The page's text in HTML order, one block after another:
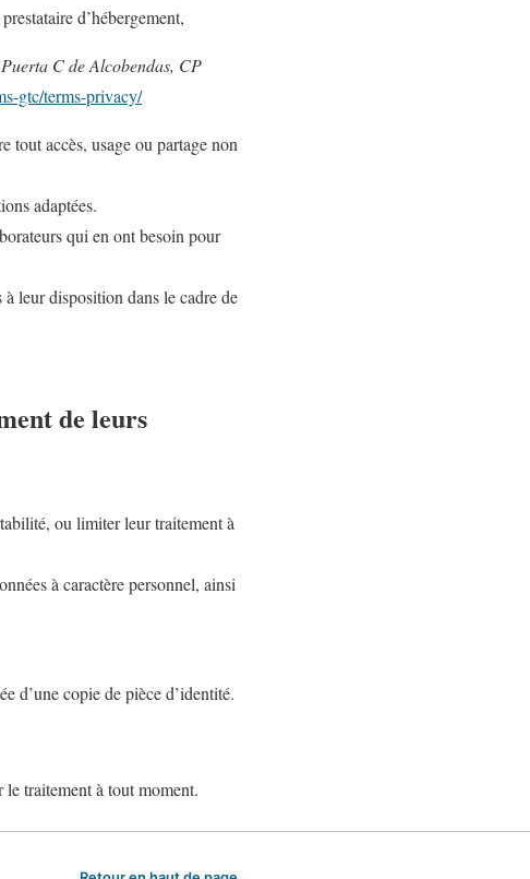
d’hébergement,
C de Alcobendas, CP
gtc/terms-privacy/
tout accès, usage ou partage non
adaptées.
qui en ont besoin pour
leur disposition dans le cadre de
de leurs
ou limiter leur traitement à
à caractère personnel, ainsi
d’une copie de pièce d’identité.
traitement à tout moment.